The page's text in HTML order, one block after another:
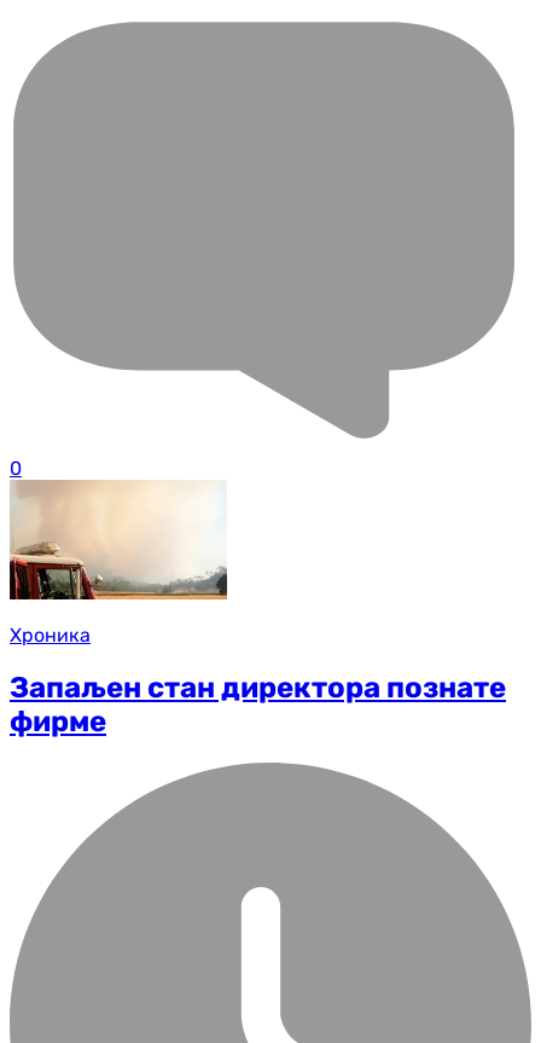
0
Хроника
Запаљен стан директора познате
фирме